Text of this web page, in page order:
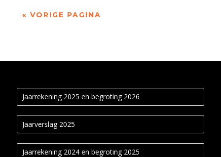
« VORIGE PAGINA
Jaarrekening 2025 en begroting 2026
Jaarverslag 2025
Jaarrekening 2024 en begroting 2025